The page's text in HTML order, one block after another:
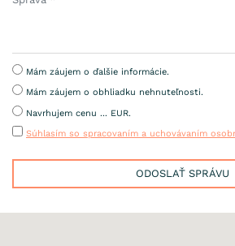
Mám záujem o ďalšie informácie.
Mám záujem o obhliadku nehnuteľnosti.
Navrhujem cenu ... EUR.
Súhlasím so spracovaním a uchovávaním